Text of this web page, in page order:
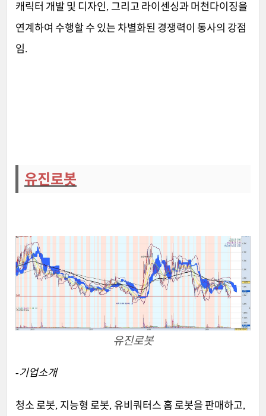
캐릭터 개발 및 디자인, 그리고 라이센싱과 머천다이징을
연계하여 수행할 수 있는 차별화된 경쟁력이 동사의 강점
임.
유진로봇
유진로봇
-기업소개
청소 로봇, 지능형 로봇, 유비쿼터스 홈 로봇을 판매하고,